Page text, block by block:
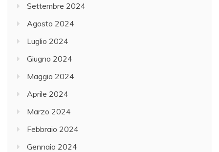
Settembre 2024
Agosto 2024
Luglio 2024
Giugno 2024
Maggio 2024
Aprile 2024
Marzo 2024
Febbraio 2024
Gennaio 2024